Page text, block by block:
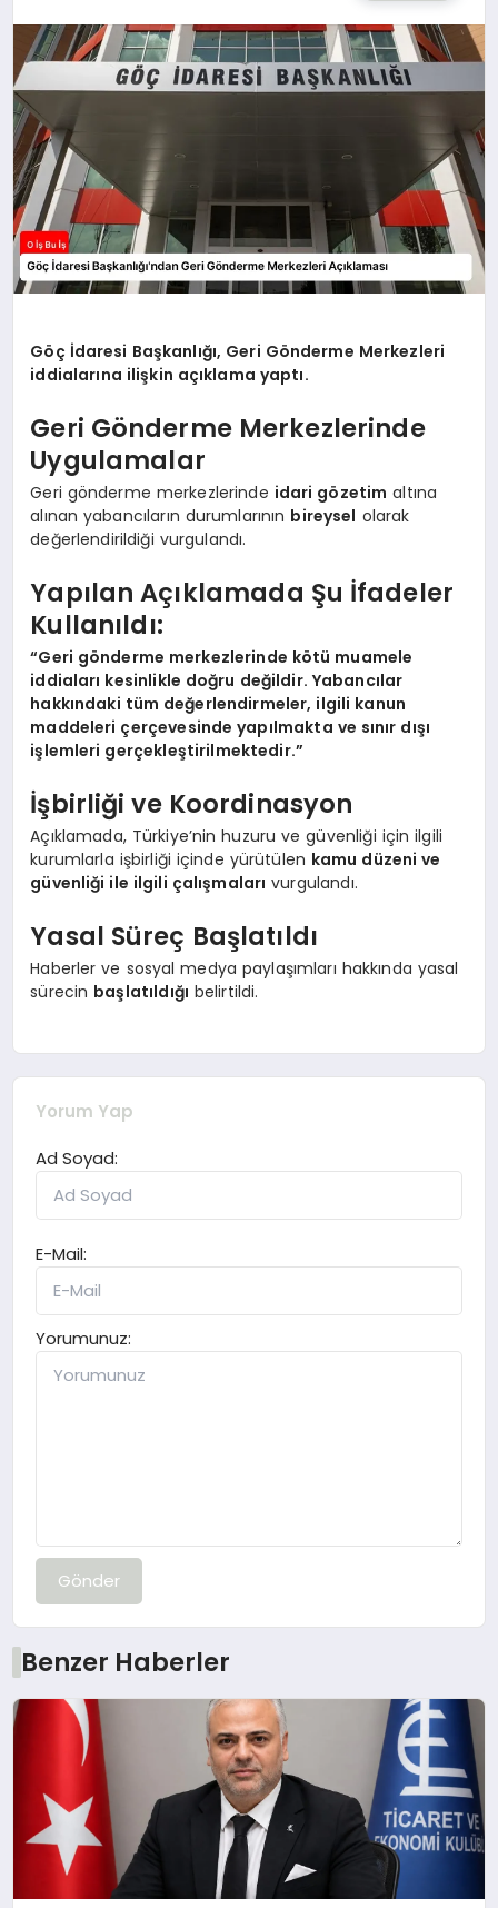
Göç İdaresi Başkanlığı, Geri Gönderme Merkezleri
iddialarına ilişkin açıklama yaptı.
Geri Gönderme Merkezlerinde
Uygulamalar
Geri gönderme merkezlerinde idari gözetim altına
alınan yabancıların durumlarının bireysel olarak
değerlendirildiği vurgulandı.
Yapılan Açıklamada Şu İfadeler
Kullanıldı:
“Geri gönderme merkezlerinde kötü muamele
iddiaları kesinlikle doğru değildir. Yabancılar
hakkındaki tüm değerlendirmeler, ilgili kanun
maddeleri çerçevesinde yapılmakta ve sınır dışı
işlemleri gerçekleştirilmektedir.”
İşbirliği ve Koordinasyon
Açıklamada, Türkiye’nin huzuru ve güvenliği için ilgili
kurumlarla işbirliği içinde yürütülen kamu düzeni ve
güvenliği ile ilgili çalışmaları vurgulandı.
Yasal Süreç Başlatıldı
Haberler ve sosyal medya paylaşımları hakkında yasal
sürecin başlatıldığı belirtildi.
Yorum Yap
Ad Soyad:
E-Mail:
Yorumunuz:
Gönder
Benzer Haberler